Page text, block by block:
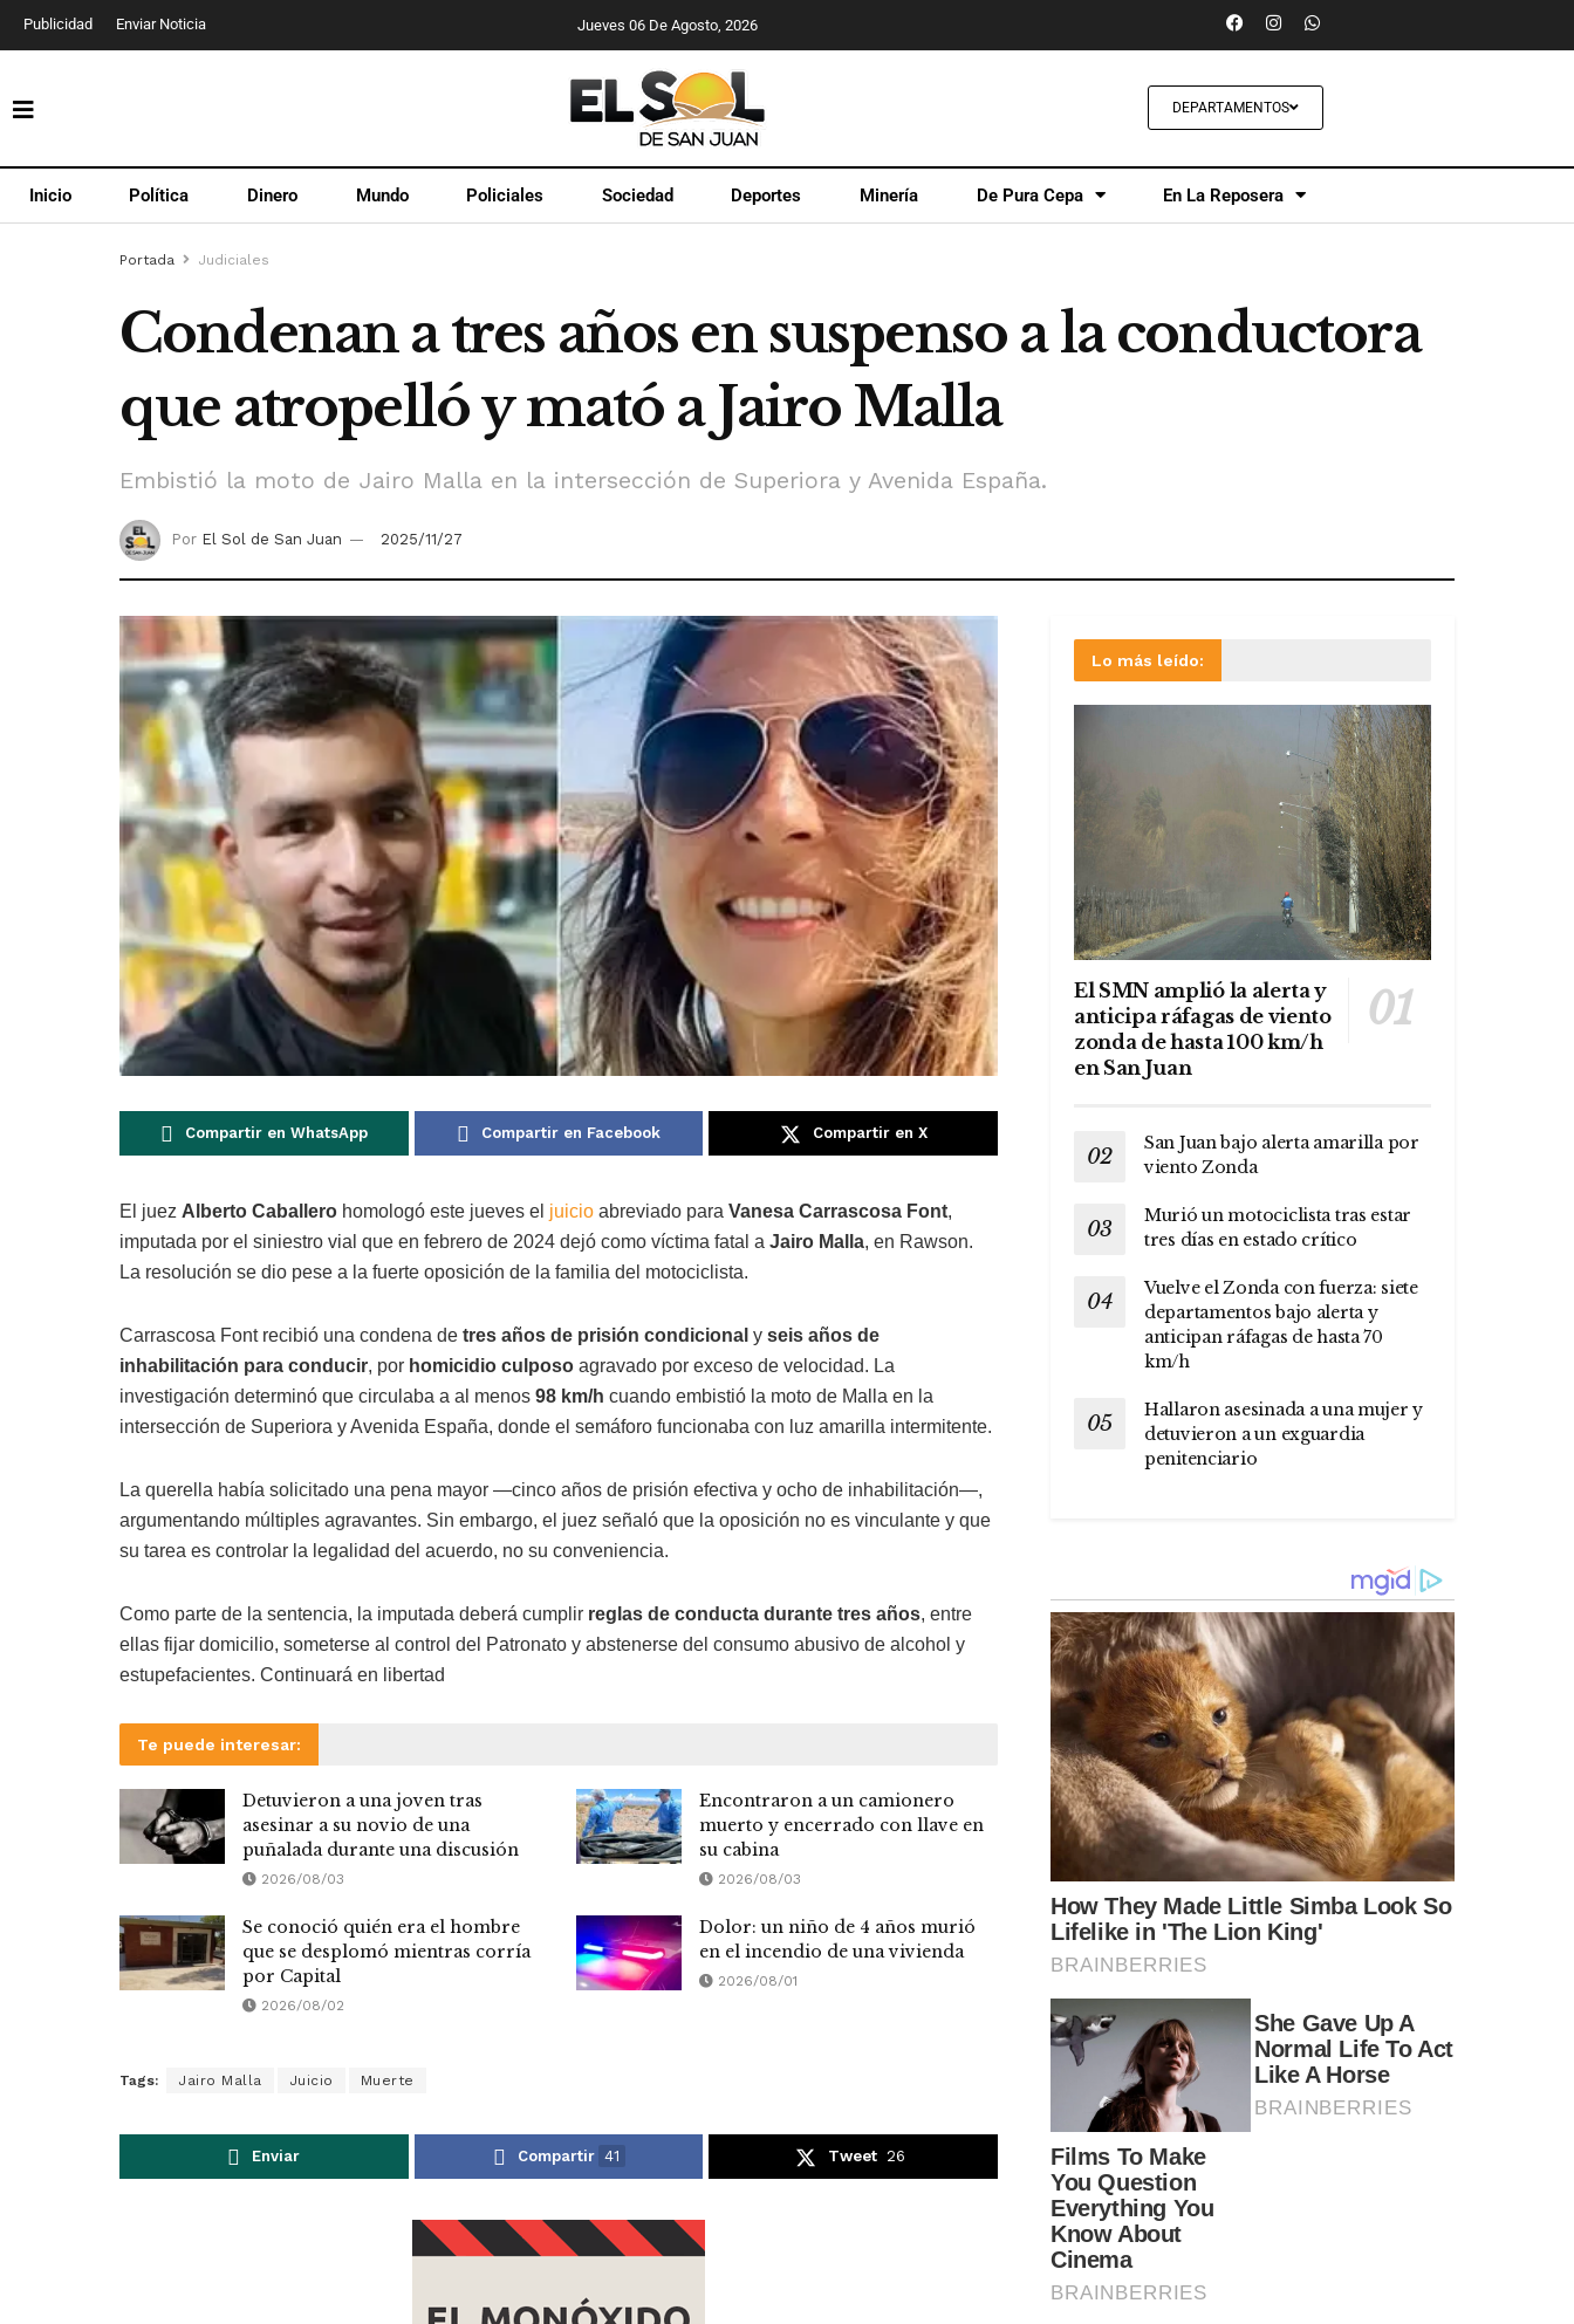
Publicidad Enviar Noticia Jueves 06 De Agosto, 2026
DEPARTAMENTOS
Inicio Política Dinero Mundo Policiales Sociedad Deportes Minería De Pura Cepa En La Reposera
Portada Judiciales
Condenan a tres años en suspenso a la conductora
que atropelló y mató a Jairo Malla
Embistió la moto de Jairo Malla en la intersección de Superiora y Avenida España.
Por El Sol de San Juan 2025/11/27
Compartir en WhatsApp Compartir en Facebook Compartir en X
El juez Alberto Caballero homologó este jueves el juicio abreviado para Vanesa Carrascosa Font,
imputada por el siniestro vial que en febrero de 2024 dejó como víctima fatal a Jairo Malla, en Rawson.
La resolución se dio pese a la fuerte oposición de la familia del motociclista.
Carrascosa Font recibió una condena de tres años de prisión condicional y seis años de
inhabilitación para conducir, por homicidio culposo agravado por exceso de velocidad. La
investigación determinó que circulaba a al menos 98 km/h cuando embistió la moto de Malla en la
intersección de Superiora y Avenida España, donde el semáforo funcionaba con luz amarilla intermitente.
La querella había solicitado una pena mayor —cinco años de prisión efectiva y ocho de inhabilitación—,
argumentando múltiples agravantes. Sin embargo, el juez señaló que la oposición no es vinculante y que
su tarea es controlar la legalidad del acuerdo, no su conveniencia.
Como parte de la sentencia, la imputada deberá cumplir reglas de conducta durante tres años, entre
ellas fijar domicilio, someterse al control del Patronato y abstenerse del consumo abusivo de alcohol y
estupefacientes. Continuará en libertad
Te puede interesar:
Detuvieron a una joven tras
asesinar a su novio de una
puñalada durante una discusión
2026/08/03
Encontraron a un camionero
muerto y encerrado con llave en
su cabina
2026/08/03
Se conoció quién era el hombre
que se desplomó mientras corría
por Capital
2026/08/02
Dolor: un niño de 4 años murió
en el incendio de una vivienda
2026/08/01
Tags: Jairo Malla Juicio Muerte
Enviar Compartir 41 Tweet 26
Lo más leído:
El SMN amplió la alerta y
anticipa ráfagas de viento
zonda de hasta 100 km/h
en San Juan
San Juan bajo alerta amarilla por
viento Zonda
Murió un motociclista tras estar
tres días en estado crítico
Vuelve el Zonda con fuerza: siete
departamentos bajo alerta y
anticipan ráfagas de hasta 70
km/h
Hallaron asesinada a una mujer y
detuvieron a un exguardia
penitenciario